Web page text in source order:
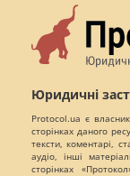
Юридичні
Protocol.ua є
сторінках даного
тексти, коментарі,
аудіо, інші
сторінках